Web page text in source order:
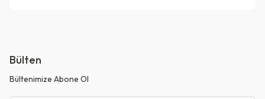
Bülten
Bültenimize Abone Ol